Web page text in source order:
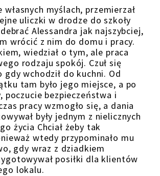
własnych myślach, przemierzał
uliczki w drodze do szkoły
Alessandra jak najszybciej,
wrócić z nim do domu i pracy.
wiedział o tym, ale praca
rodzaju spokój. Czuł się
wchodził do kuchni. Od
tam było jego miejsce, a po
poczucie bezpieczeństwa i
pracy wzmogło się, a dania
były jednym z nielicznych
życia Chciał żeby tak
wtedy przypominało mu
gdy wraz z dziadkiem
posiłki dla klientów
lokalu.